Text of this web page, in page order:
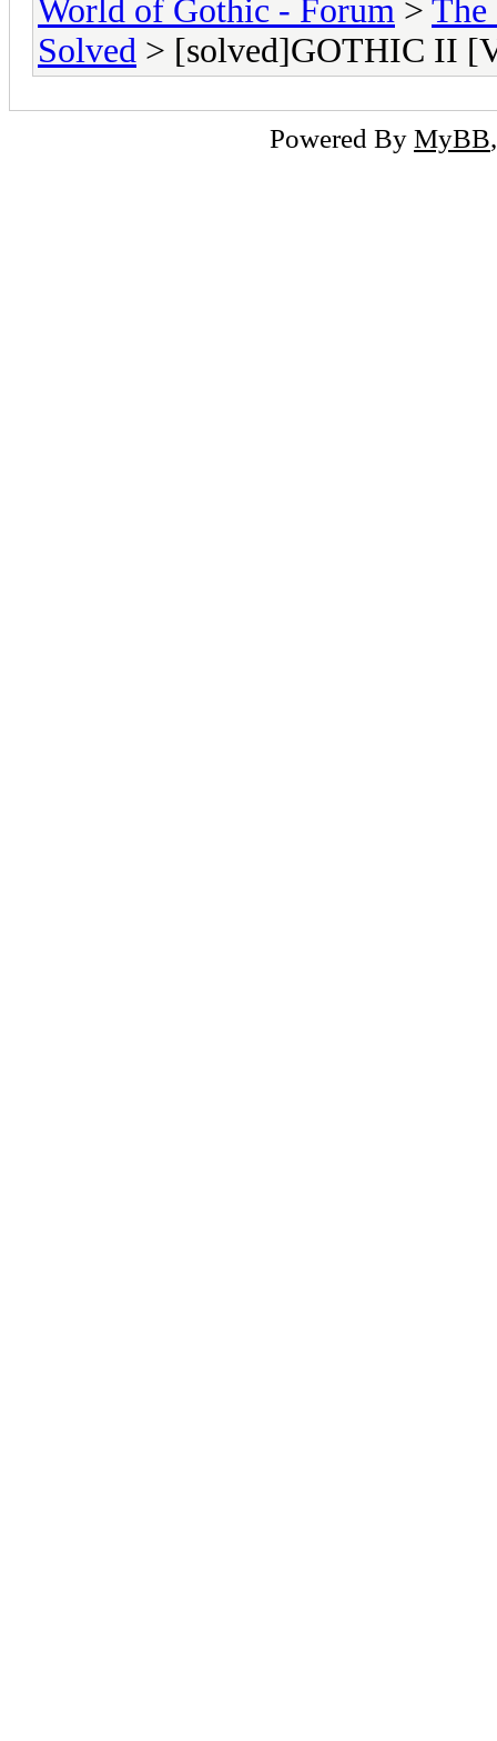
World of Gothic - Forum >
Solved > [solved]GOTHIC II
Powered By MyBB